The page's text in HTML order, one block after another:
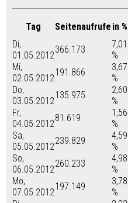
Tag Seitenaufrufe in %
Di,
01.05.2012
366.173
7,01
%
Mi,
02.05.2012
191.866
3,67
%
Do,
03.05.2012
135.975
2,60
%
Fr,
04.05.2012
81.619
1,56
%
Sa,
05.05.2012
239.829
4,59
%
So,
06.05.2012
260.233
4,98
%
Mo,
07.05.2012
197.149
3,78
%